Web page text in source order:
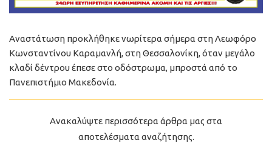
Αναστάτωση προκλήθηκε νωρίτερα σήμερα στη Λεωφόρο
Κωνσταντίνου Καραμανλή, στη Θεσσαλονίκη, όταν μεγάλο
κλαδί δέντρου έπεσε στο οδόστρωμα, μπροστά από το
Πανεπιστήμιο Μακεδονία.
Ανακαλύψτε περισσότερα άρθρα μας στα
αποτελέσματα αναζήτησης.